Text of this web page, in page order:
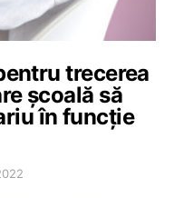
trecerea
școală să
în funcție